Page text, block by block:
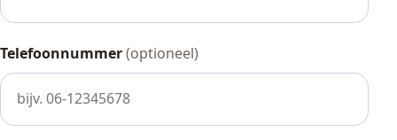
Telefoonnummer(optioneel)